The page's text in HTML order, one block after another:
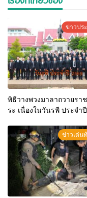
ข่าวปร
พิธีวางพวงมาลาถวายรา
ระ เนื่องในวันรพี ประจำ
เพื่อเชื่อมความสัมพันธ์อั
หน่วยงานในกระบวนการ
ยุติธรรม
ข่าวเด่น